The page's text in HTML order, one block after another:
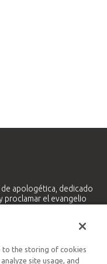
apologética, dedicado
proclamar el evangelio
y Latinoamericano
to the storing of cookies
site usage, and